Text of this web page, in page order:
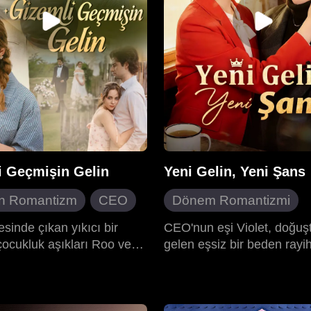
Sonunda işini büyütür ve
aşkı bulur.
Geçmişin Gelin
Romantizm
CEO
Aşık Olmak
çıkan yıkıcı bir
aşıkları Roo ve
Yeni Gelin, Yeni Şans
Dönem Romantizmi
Yeniden Doğuş
Evlilik Sonrası Aşk
CEO'nun eşi Violet,
gelen eşsiz bir beden